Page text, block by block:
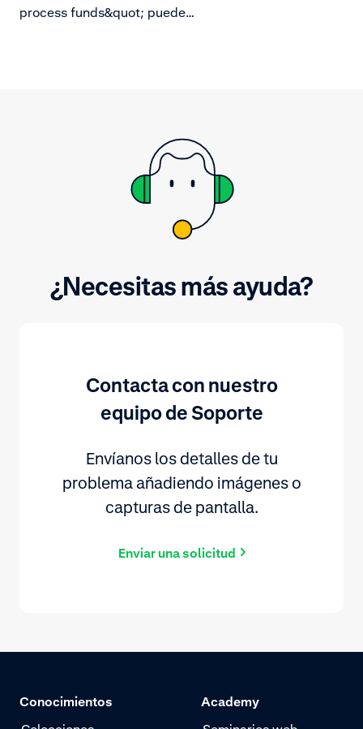
process funds&quot; puede
¿Necesitas más ayuda?
Contacta con nuestro
equipo de Soporte
Envíanos los detalles de tu
problema añadiendo imágenes o
capturas de pantalla.
Enviar una solicitud
Conocimientos
Academy